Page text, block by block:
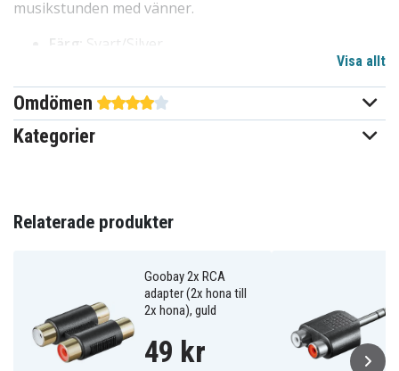
musikstunden med vänner.
Färg:
Svart/Silver
Ljudenheter som förstärkare,
högtalare och TV
Funktioner:Kopplar RCA till speaker (hane), enkel
installation
Ytterligare egenskaper:
Fördelar med Goobay RCA adapter till
speaker hane
störningsmoment
Lätta kopplingar för flera typer av ljudsystem
Idealisk för filmkvällar, hemmaljud eller hobby-
studio
Visa allt
Omdömen
Kategorier
Relaterade produkter
Goobay 2x RCA
adapter (2x hona till
2x hona), guld
49 kr